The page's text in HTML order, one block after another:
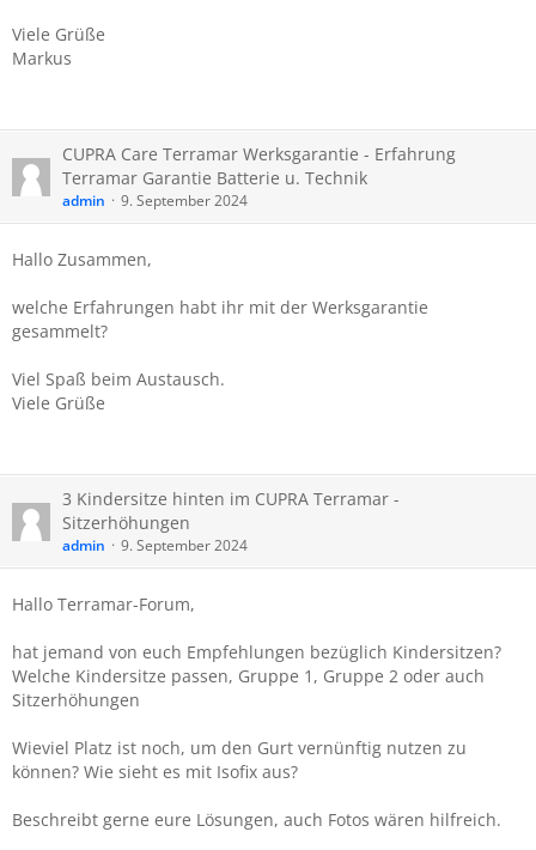
Viele Grüße
Markus
CUPRA Care Terramar Werksgarantie - Erfahrung
Terramar Garantie Batterie u. Technik
admin 9. September 2024
Hallo Zusammen,
welche Erfahrungen habt ihr mit der Werksgarantie
gesammelt?
Viel Spaß beim Austausch.
Viele Grüße
3 Kindersitze hinten im CUPRA Terramar -
Sitzerhöhungen
admin 9. September 2024
Hallo Terramar-Forum,
hat jemand von euch Empfehlungen bezüglich Kindersitzen?
Welche Kindersitze passen, Gruppe 1, Gruppe 2 oder auch
Sitzerhöhungen
Wieviel Platz ist noch, um den Gurt vernünftig nutzen zu
können? Wie sieht es mit Isofix aus?
Beschreibt gerne eure Lösungen, auch Fotos wären hilfreich.